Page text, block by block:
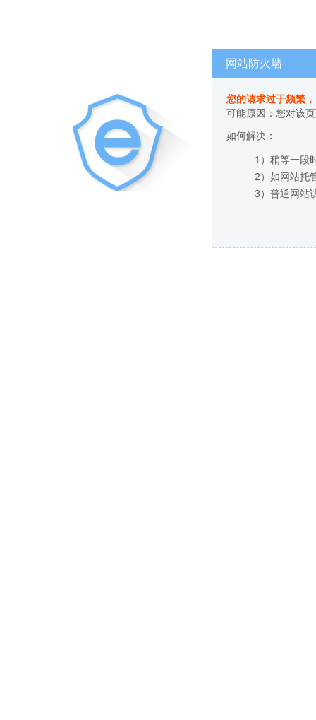
网站防火墙
您的请求过于频繁
可能原因：您对该
如何解决：
1）稍等一段
2）如网站托
3）普通网站